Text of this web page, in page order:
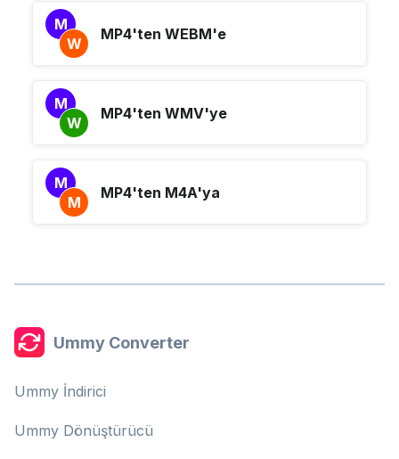
M
W
MP4'ten WEBM'e
M
W
MP4'ten WMV'ye
M
M
MP4'ten M4A'ya
Ummy Converter
Ummy İndirici
Ummy Dönüştürücü